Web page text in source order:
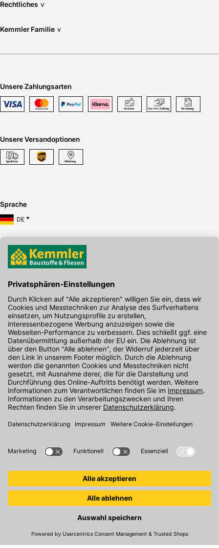
Rechtliches v
Kemmler Familie v
Unsere Zahlungsarten
Unsere Versandoptionen
Sprache
DE
Hier gibt's die kostenlose App
Kontakt
Unser Onlineshop Team ist montags bis freitags von 08:00 - 17:00
Uhr unter der Telefonnummer07071 / 151-151 für Sie erreichbar.
Alternativ können Sie unser Kontaktformular nutzen.
Den Kontakt direkt in unsere Niederlassungen finden Sie hier.
Oder über unseren Chat .
Folgen Sie uns auf :
© 2026 Kemmler Baustoffe GmbH